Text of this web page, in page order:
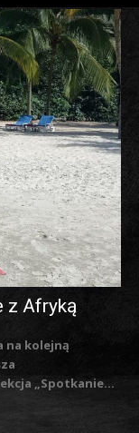
z Afryką
na kolejną
pt. Spotkanie z Afryką. Prelekcja „Spotkanie...